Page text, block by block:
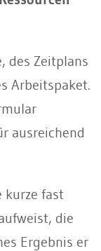
des Zeitplans
Arbeitspaket.
ausreichend
kurze fast
die
Ergebnis er